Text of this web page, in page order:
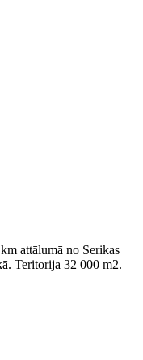
attālumā no Serikas
Teritorija 32 000 m2.